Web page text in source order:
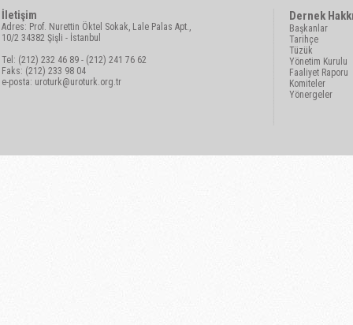
İletişim
Adres: Prof. Nurettin Öktel Sokak, Lale Palas Apt.,
10/2 34382 Şişli - İstanbul
Tel: (212) 232 46 89 - (212) 241 76 62
Faks: (212) 233 98 04
e-posta: uroturk@uroturk.org.tr
Dernek
Başkanlar
Tarihçe
Tüzük
Yönetim Kurulu
Faaliyet Raporu
Komiteler
Yönergeler